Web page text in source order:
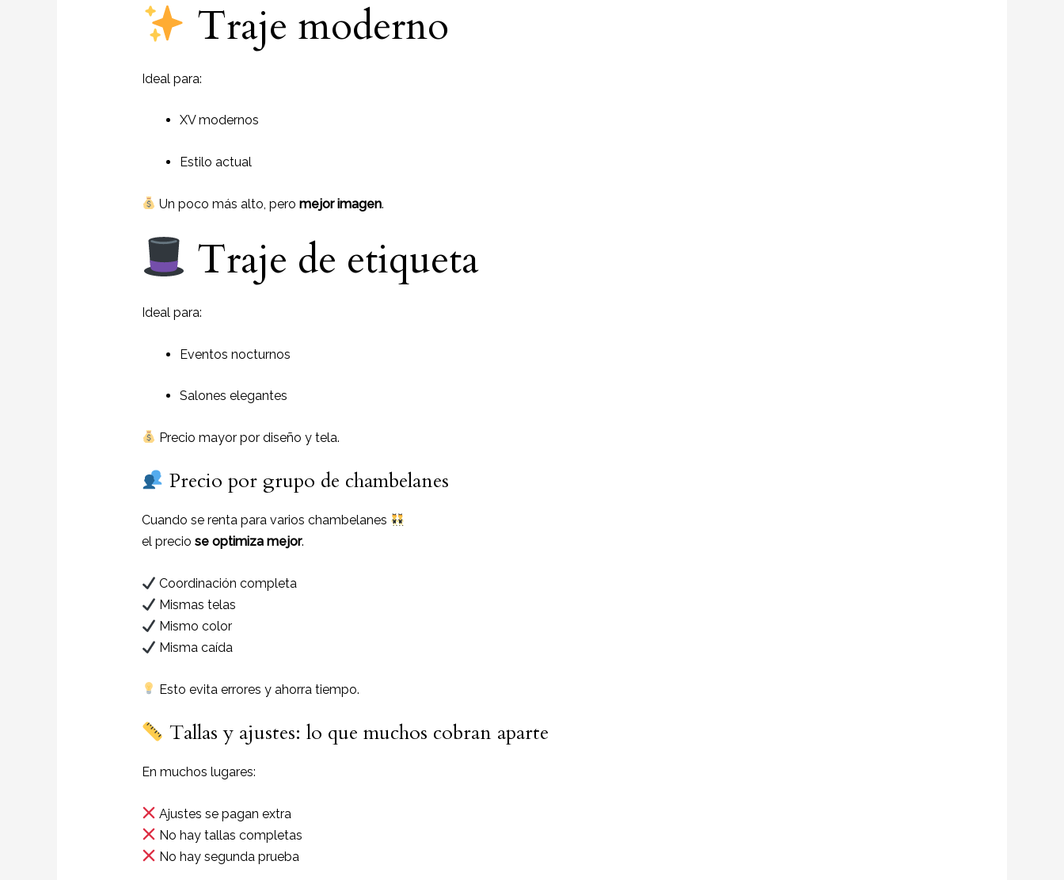
Traje moderno
Ideal para:
XV modernos
Estilo actual
Un poco más alto, pero mejor imagen.
Traje de etiqueta
Ideal para:
Eventos nocturnos
Salones elegantes
Precio mayor por diseño y tela.
Precio por grupo de chambelanes
Cuando se renta para varios chambelanes
el precio se optimiza mejor.
Coordinación completa
Mismas telas
Mismo color
Misma caída
Esto evita errores y ahorra tiempo.
Tallas y ajustes: lo que muchos cobran aparte
En muchos lugares:
Ajustes se pagan extra
No hay tallas completas
No hay segunda prueba